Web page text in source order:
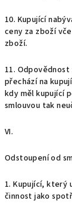
10. Kupující
ceny za zboží
zboží.
11.
přechází na
kdy měl kupující
smlouvou tak
VI.
Odstoupení od
1. Kupující, který
činnost jako